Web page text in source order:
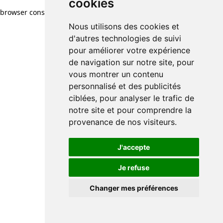
cookies
Nous utilisons des cookies et
d'autres technologies de suivi
pour améliorer votre expérience
de navigation sur notre site, pour
vous montrer un contenu
personnalisé et des publicités
ciblées, pour analyser le trafic de
notre site et pour comprendre la
provenance de nos visiteurs.
J'accepte
Je refuse
Changer mes préférences
browser console for more information)